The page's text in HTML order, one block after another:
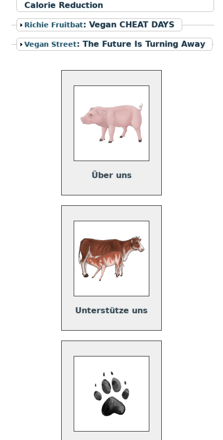
Calorie Reduction
Anzeigen
Richie Fruitbat: Vegan CHEAT DAYS
Anzeigen
Vegan Street: The Future Is Turning Away
Über uns
Unterstütze uns